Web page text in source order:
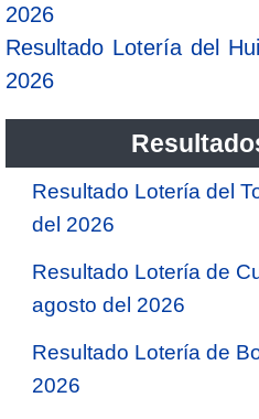
2026
Resultado Lotería del
2026
Resultado Lotería del
del 2026
Resultado Lotería de
agosto del 2026
Resultado Lotería de
2026